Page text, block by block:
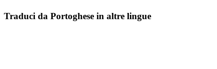
Traduci da Portoghese in altre lingue